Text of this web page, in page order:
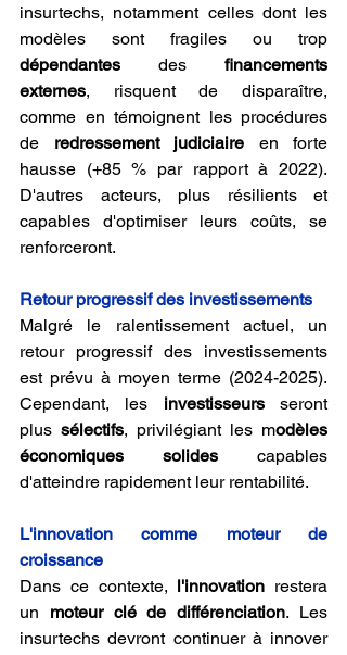
insurtechs, notamment celles dont les
dépendantes des financements
externes, risquent de disparaître,
comme en témoignent les procédures
de redressement judiciaire en forte
hausse (+85 % par rapport à 2022).
D'autres acteurs, plus résilients et
capables d'optimiser leurs coûts, se
renforceront.
Retour progressif des investissements
Malgré le ralentissement actuel, un
retour progressif des investissements
est prévu à moyen terme (2024-2025).
Cependant, les investisseurs seront
plus sélectifs, privilégiant les modèles
économiques solides capables
d'atteindre rapidement leur rentabilité.
L'innovation comme moteur de
croissance
Dans ce contexte, l'innovation restera
un moteur clé de différenciation. Les
insurtechs devront continuer à innover